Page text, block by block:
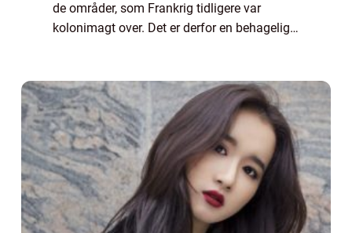
de områder, som Frankrig tidligere var
kolonimagt over. Det er derfor en behagelig